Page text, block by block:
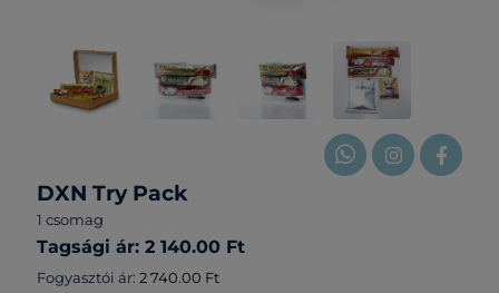
DXN Try Pack
1 csomag
Tagsági ár: 2 140.00 Ft
Fogyasztói ár: 2 740.00 Ft